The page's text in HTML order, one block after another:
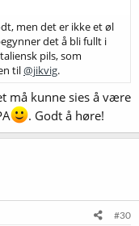
men det er ikke et øl
det å bli fullt i
pils, som
til@jikvig.
må kunne sies å være
. Godt å høre!
#30